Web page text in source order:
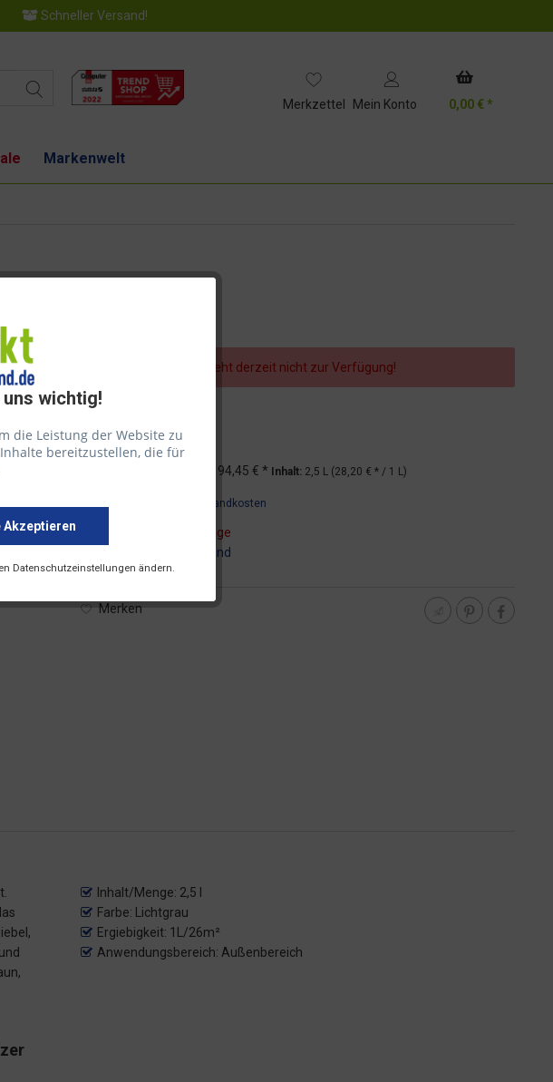
Schneller Versand!
Merkzettel Mein Konto 0,00 € *
Markenwelt
wichtig!
die Leistung der Website zu
bereitzustellen, die für
Akzeptieren
Datenschutzeinstellungen ändern.
Dieser Artikel steht derzeit nicht zur Verfügung!
94,45 € * Inhalt: 2,5 L (28,20 € * / 1 L)
zzgl. Versandkosten
Lieferzeit ca. 5-10 Tage
DHL - Versand
Merken
Inhalt/Menge: 2,5 l
Farbe: Lichtgrau
Ergiebigkeit: 1L/26m²
Anwendungsbereich: Außenbereich